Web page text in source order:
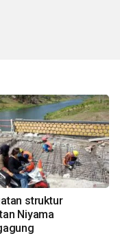
struktur
Niyama